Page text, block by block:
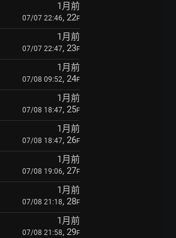
1月前
07/07 22:46, 22F
1月前
07/07 22:47, 23F
1月前
07/08 09:52, 24F
1月前
07/08 18:47, 25F
1月前
07/08 18:47, 26F
1月前
07/08 19:06, 27F
1月前
07/08 21:18, 28F
1月前
07/08 21:58, 29F